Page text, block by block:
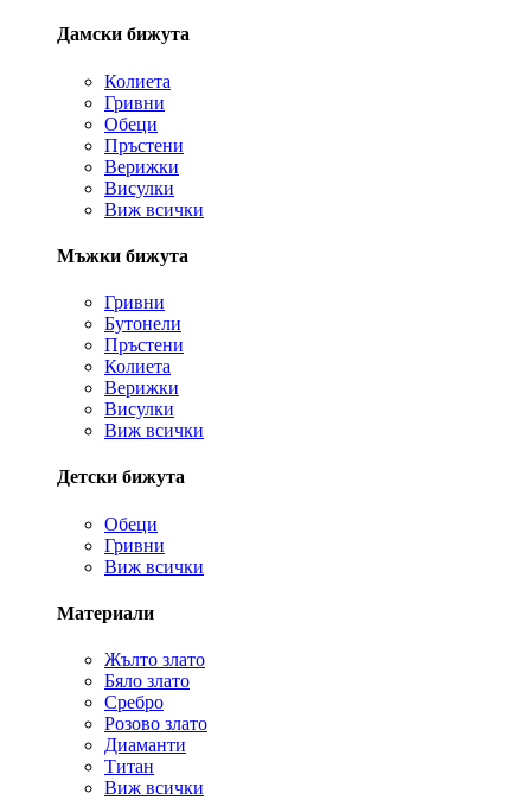
Дамски бижута
Колиета
Гривни
Обеци
Пръстени
Верижки
Висулки
Виж всички
Мъжки бижута
Гривни
Бутонели
Пръстени
Колиета
Верижки
Висулки
Виж всички
Детски бижута
Обеци
Гривни
Виж всички
Материали
Жълто злато
Бяло злато
Сребро
Розово злато
Диаманти
Титан
Виж всички